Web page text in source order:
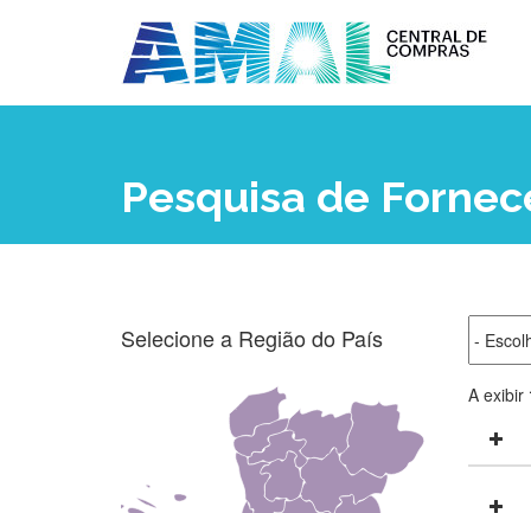
Pesquisa de
Selecione a Região do País
A exibir